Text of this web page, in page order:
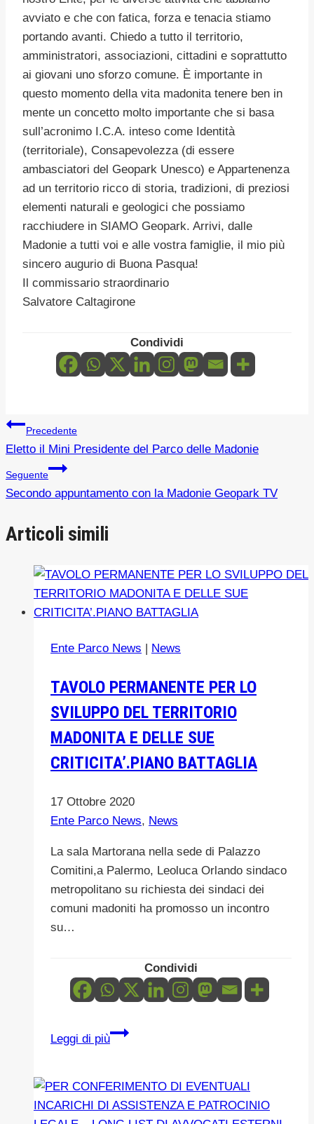
avviato e che con fatica, forza e tenacia stiamo
portando avanti. Chiedo a tutto il territorio,
amministratori, associazioni, cittadini e soprattutto
ai giovani uno sforzo comune. È importante in
questo momento della vita madonita tenere ben in
mente un concetto molto importante che si basa
sull’acronimo I.C.A. inteso come Identità
(territoriale), Consapevolezza (di essere
ambasciatori del Geopark Unesco) e Appartenenza
ad un territorio ricco di storia, tradizioni, di preziosi
elementi naturali e geologici che possiamo
racchiudere in SIAMO Geopark. Arrivi, dalle
Madonie a tutti voi e alle vostra famiglie, il mio più
sincero augurio di Buona Pasqua!
Il commissario straordinario
Salvatore Caltagirone
Condividi
Navigazione
articoli
Precedente
Eletto il Mini Presidente del Parco delle Madonie
Seguente
Secondo appuntamento con la Madonie Geopark TV
Articoli simili
Ente Parco News | News
TAVOLO PERMANENTE PER LO
SVILUPPO DEL TERRITORIO
MADONITA E DELLE SUE
CRITICITA’.PIANO BATTAGLIA
17 Ottobre 2020
Ente Parco News, News
La sala Martorana nella sede di Palazzo
Comitini,a Palermo, Leoluca Orlando sindaco
metropolitano su richiesta dei sindaci dei
comuni madoniti ha promosso un incontro
su…
Condividi
Leggi di più
TAVOLO
LO
SVILUPPO